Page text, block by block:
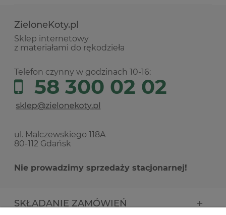
ZieloneKoty.pl
Sklep internetowy
z materiałami do rękodzieła
Telefon czynny w godzinach 10-16:
58 300 02 02
ul. Malczewskiego 118A
80-112 Gdańsk
Nie prowadzimy sprzedaży stacjonarnej!
SKŁADANIE ZAMÓWIEŃ